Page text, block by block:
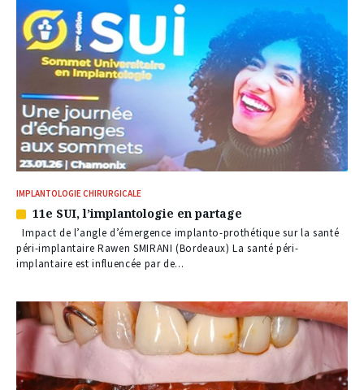
IMPLANTOLOGIE CHIRURGICALE
Article
réservé
à
nos
11e SUI, l’implantologie en partage
Impact de l’angle d’émergence implanto-prothétique sur la santé
péri-implantaire Rawen SMIRANI (Bordeaux) La santé péri-
implantaire est influencée par de...